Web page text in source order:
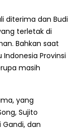
diterima dan Budi
terletak di
Bahkan saat
Provinsi
masih
yang
Sujito
dan